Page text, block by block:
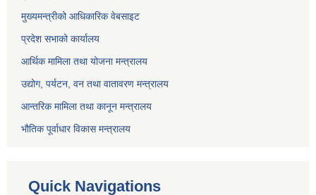
मुख्यमन्त्रीको आधिकारिक वेबसाइट
प्रदेश सभाको कार्यालय
आर्थिक मामिला तथा योजना मन्त्रालय
उद्योग, पर्यटन, वन तथा वातावरण मन्त्रालय
आन्तरिक मामिला तथा कानून मन्त्रालय
भौतिक पूर्वाधार विकास मन्त्रालय
Quick Navigations